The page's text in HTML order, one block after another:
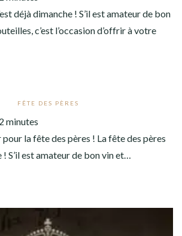
déjà dimanche ! S’il est amateur de bon
c’est l’occasion d’offrir à votre
FÊTE DES PÈRES
2 minutes
la fête des pères ! La fête des pères
! S’il est amateur de bon vin et…